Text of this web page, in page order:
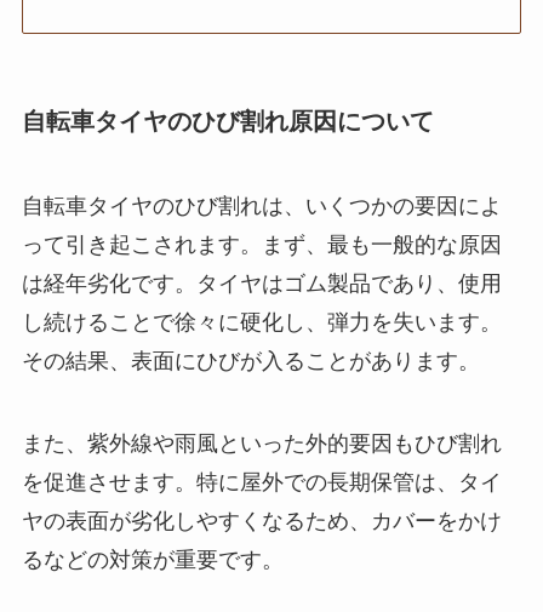
自転車タイヤのひび割れ原因について
自転車タイヤのひび割れは、いくつかの要因によ
って引き起こされます。まず、最も一般的な原因
は経年劣化です。タイヤはゴム製品であり、使用
し続けることで徐々に硬化し、弾力を失います。
その結果、表面にひびが入ることがあります。
また、紫外線や雨風といった外的要因もひび割れ
を促進させます。特に屋外での長期保管は、タイ
ヤの表面が劣化しやすくなるため、カバーをかけ
るなどの対策が重要です。